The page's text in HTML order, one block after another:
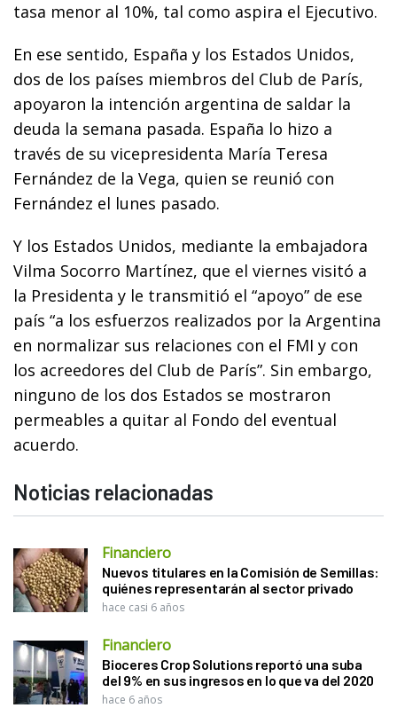
tasa menor al 10%, tal como aspira el Ejecutivo.
En ese sentido, España y los Estados Unidos,
dos de los países miembros del Club de París,
apoyaron la intención argentina de saldar la
deuda la semana pasada. España lo hizo a
través de su vicepresidenta María Teresa
Fernández de la Vega, quien se reunió con
Fernández el lunes pasado.
Y los Estados Unidos, mediante la embajadora
Vilma Socorro Martínez, que el viernes visitó a
la Presidenta y le transmitió el “apoyo” de ese
país “a los esfuerzos realizados por la Argentina
en normalizar sus relaciones con el FMI y con
los acreedores del Club de París”. Sin embargo,
ninguno de los dos Estados se mostraron
permeables a quitar al Fondo del eventual
acuerdo.
Noticias relacionadas
Financiero
Nuevos titulares en la Comisión de Semillas:
quiénes representarán al sector privado
hace casi 6 años
Financiero
Bioceres Crop Solutions reportó una suba
del 9% en sus ingresos en lo que va del 2020
hace 6 años